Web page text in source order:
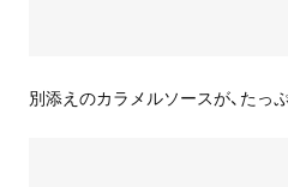
別添えのカラメルソースが、たっ